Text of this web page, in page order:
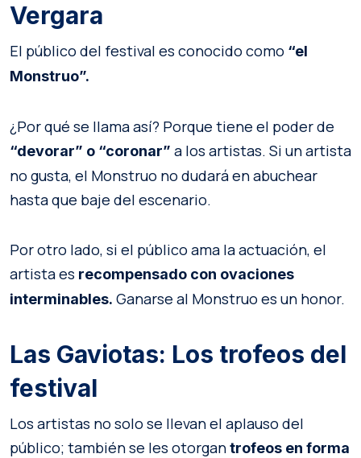
Vergara
El público del festival es conocido como “el
Monstruo”.
¿Por qué se llama así? Porque tiene el poder de
“devorar” o “coronar” a los artistas. Si un artista
no gusta, el Monstruo no dudará en abuchear
hasta que baje del escenario.
Por otro lado, si el público ama la actuación, el
artista es recompensado con ovaciones
interminables. Ganarse al Monstruo es un honor.
Las Gaviotas: Los trofeos del
festival
Los artistas no solo se llevan el aplauso del
público; también se les otorgantrofeos en forma